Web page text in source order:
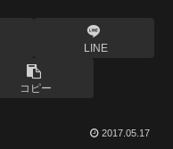
LINE
コピー
2017.05.17